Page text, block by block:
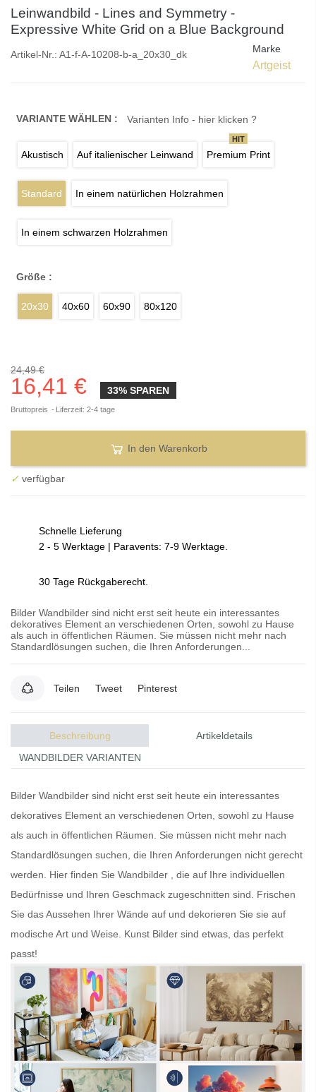
Leinwandbild - Lines and Symmetry -
Expressive White Grid on a Blue Background
Artikel-Nr.: A1-f-A-10208-b-a_20x30_dk Marke
Artgeist
VARIANTE WÄHLEN : Varianten Info - hier klicken ?
Akustisch Auf italienischer Leinwand Premium Print
HIT
Standard In einem natürlichen Holzrahmen
In einem schwarzen Holzrahmen
Größe :
20x30 40x60 60x90 80x120
24,49 €
16,41 € 33% SPAREN
Bruttopreis Liferzeit: 2-4 tage
In den Warenkorb
✓ verfügbar
Schnelle Lieferung
2 - 5 Werktage | Paravents: 7-9 Werktage.
30 Tage Rückgaberecht.
Bilder Wandbilder sind nicht erst seit heute ein interessantes
dekoratives Element an verschiedenen Orten, sowohl zu Hause
als auch in öffentlichen Räumen. Sie müssen nicht mehr nach
Standardlösungen suchen, die Ihren Anforderungen...
Teilen Tweet Pinterest
Beschreibung
Artikeldetails
WANDBILDER VARIANTEN
Bilder Wandbilder sind nicht erst seit heute ein interessantes
dekoratives Element an verschiedenen Orten, sowohl zu Hause
als auch in öffentlichen Räumen. Sie müssen nicht mehr nach
Standardlösungen suchen, die Ihren Anforderungen nicht gerecht
werden. Hier finden Sie Wandbilder , die auf Ihre individuellen
Bedürfnisse und Ihren Geschmack zugeschnitten sind. Frischen
Sie das Aussehen Ihrer Wände auf und dekorieren Sie sie auf
modische Art und Weise. Kunst Bilder sind etwas, das perfekt
passt!